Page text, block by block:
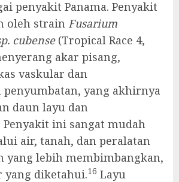
penyakit Panama. Penyakit
oleh strain Fusarium
cubense(Tropical Race 4,
akar pisang,
vaskular dan
penyumbatan, yang akhirnya
daun layu dan
Penyakit ini sangat mudah
air, tanah, dan peralatan
yang lebih membimbangkan,
yang diketahui.16 Layu